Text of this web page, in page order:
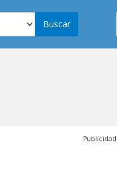
Buscar
Publicidad